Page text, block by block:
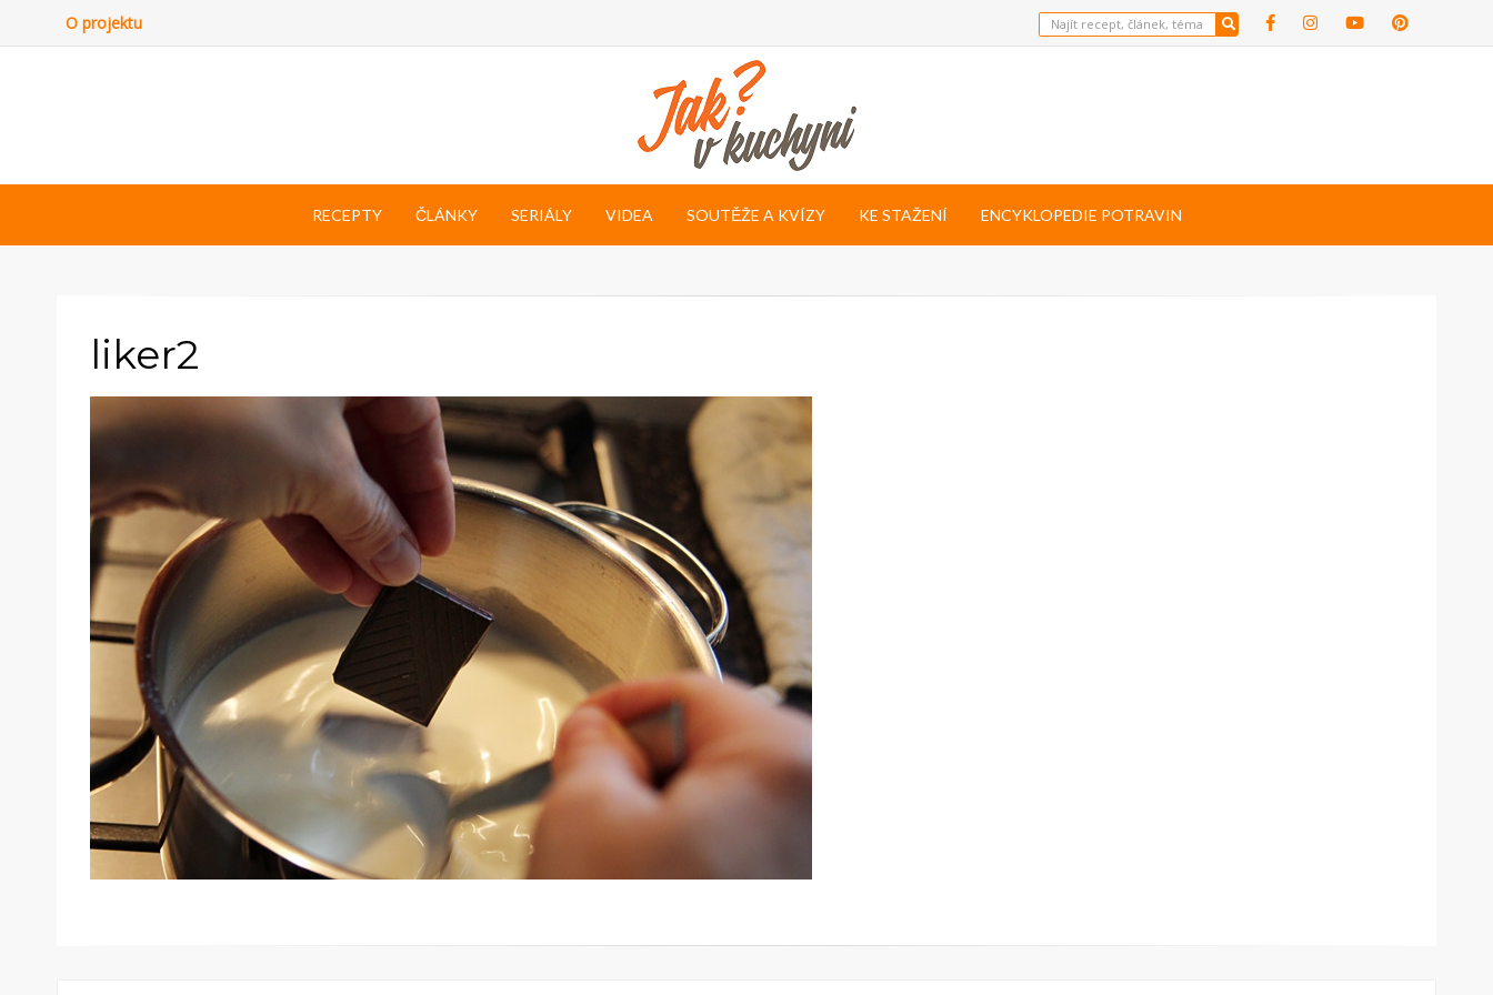
O projektu
RECEPTY ČLÁNKY SERIÁLY VIDEA SOUTĚŽE A KVÍZY KE STAŽENÍ ENCYKLOPEDIE POTRAVIN
liker2